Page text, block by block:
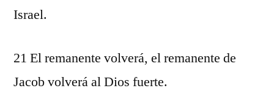
Israel.
21 El remanente volverá, el remanente de
Jacob volverá al Dios fuerte.